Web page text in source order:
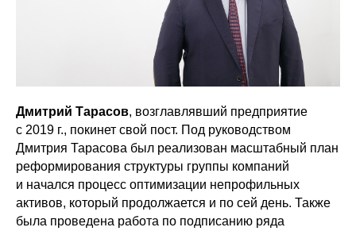
Дмитрий Тарасов, возглавлявший предприятие
с 2019 г., покинет свой пост. Под руководством
Дмитрия Тарасова был реализован масштабный план
реформирования структуры группы компаний
и начался процесс оптимизации непрофильных
активов, который продолжается и по сей день. Также
была проведена работа по подписанию ряда